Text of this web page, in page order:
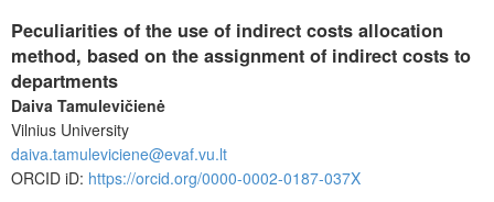
Peculiarities of the use of indirect costs allocation
method, based on the assignment of indirect costs to
departments
Daiva Tamulevičienė
Vilnius University
daiva.tamuleviciene@evaf.vu.lt
ORCID iD: https://orcid.org/0000-0002-0187-037X